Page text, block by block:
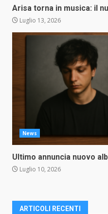
Arisa torna in musica: il
Luglio 13, 2026
News
Ultimo annuncia nuovo
Luglio 10, 2026
ARTICOLI RECENTI